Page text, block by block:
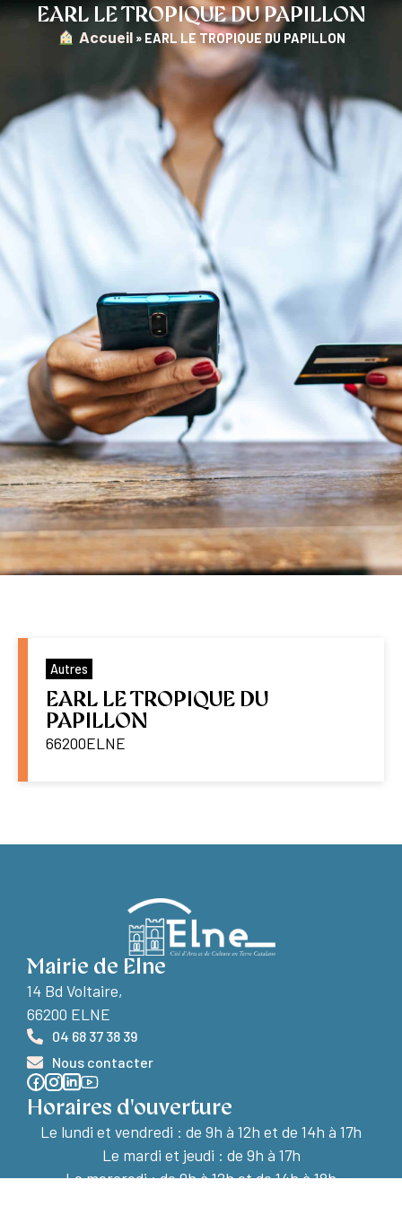
EARL LE TROPIQUE DU PAPILLON
︎ Accueil » EARL LE TROPIQUE DU PAPILLON
Autres
EARL LE TROPIQUE DU
PAPILLON
66200ELNE
Mairie de Elne
14 Bd Voltaire,
66200 ELNE
04 68 37 38 39
Nous contacter
Horaires d'ouverture
Le lundi et vendredi : de 9h à 12h et de 14h à 17h
Le mardi et jeudi : de 9h à 17h
Le mercredi : de 9h à 12h et de 14h à 18h